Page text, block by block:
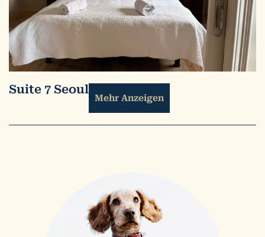
Suite 7 Seoul
Mehr Anzeigen